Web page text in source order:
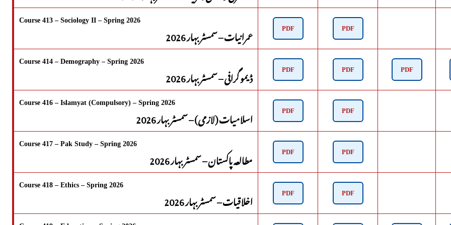
Course 413 – Sociology II – Spring 2026
عمرانیات – سمسٹر بہار 2026 PDF PDF
Course 414 – Demography – Spring 2026
ڈیمو گرافی – سمسٹر بہار 2026 PDF PDF PDF
Course 416 – Islamyat (Compulsory) – Spring 2026
اسلامیات (لازمی) – سمسٹر بہار 2026 PDF PDF
Course 417 – Pak Study – Spring 2026
مطالعہ پاکستان – سمسٹر بہار 2026 PDF PDF
Course 418 – Ethics – Spring 2026
اخلاقیات – سمسٹر بہار 2026 PDF PDF